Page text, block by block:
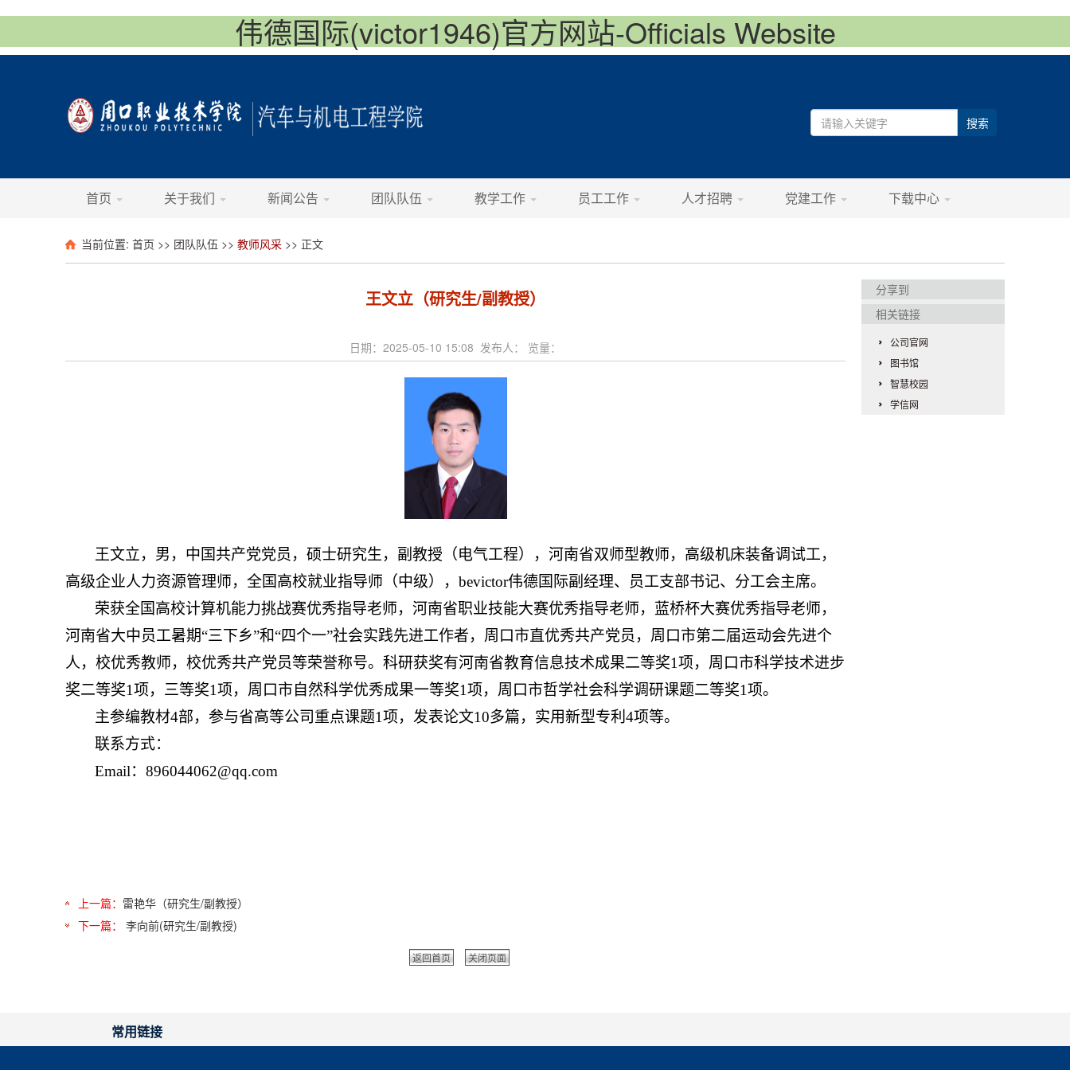
伟德国际(victor1946)官方网站-Officials Website
搜索
首页 关于我们 新闻公告 团队队伍 教学工作 员工工作 人才招聘 党建工作 下载中心
当前位置: 首页 >> 团队队伍 >> 教师风采 >> 正文
王文立（研究生/副教授）
日期：2025-05-10 15:08 发布人： 览量：
王文立，男，中国共产党党员，硕士研究生，副教授（电气工程），河南省双师型教师，高级机床装备调试工，
高级企业人力资源管理师，全国高校就业指导师（中级），bevictor伟德国际副经理、员工支部书记、分工会主席。
荣获全国高校计算机能力挑战赛优秀指导老师，河南省职业技能大赛优秀指导老师，蓝桥杯大赛优秀指导老师，
河南省大中员工暑期“三下乡”和“四个一”社会实践先进工作者，周口市直优秀共产党员，周口市第二届运动会先进个
人，校优秀教师，校优秀共产党员等荣誉称号。科研获奖有河南省教育信息技术成果二等奖1项，周口市科学技术进步
奖二等奖1项，三等奖1项，周口市自然科学优秀成果一等奖1项，周口市哲学社会科学调研课题二等奖1项。
主参编教材4部，参与省高等公司重点课题1项，发表论文10多篇，实用新型专利 4项等。
联系方式：
Email： 896044062@qq.com
上一篇： 雷艳华（研究生/副教授）
下一篇：
李向前(研究生/副教授)
返回首页 关闭页面
分享到
相关链接
公司官网
图书馆
智慧校园
学信网
常用链接